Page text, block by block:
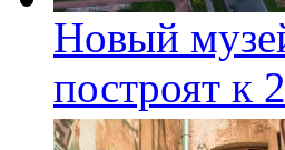
Новый
построят к